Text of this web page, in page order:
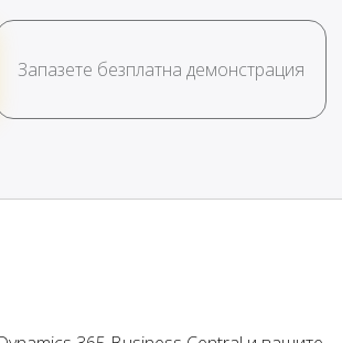
Запазете безплатна демонстрация